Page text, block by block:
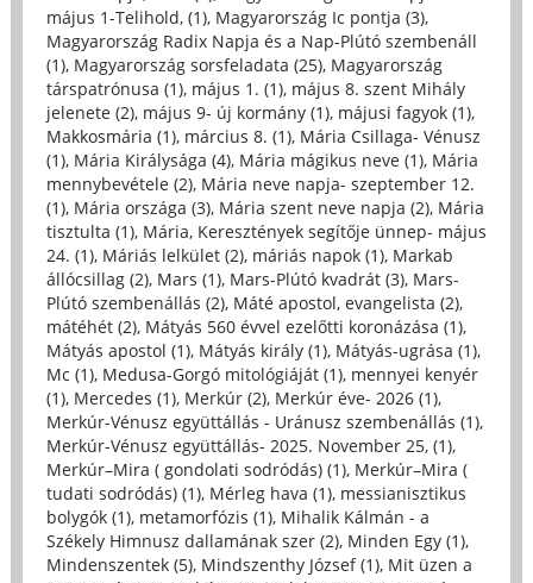
május 1-Telihold, (1), Magyarország Ic pontja (3),
Magyarország Radix Napja és a Nap-Plútó szembenáll
(1), Magyarország sorsfeladata (25), Magyarország
társpatrónusa (1), május 1. (1), május 8. szent Mihály
jelenete (2), május 9- új kormány (1), májusi fagyok (1),
Makkosmária (1), március 8. (1), Mária Csillaga- Vénusz
(1), Mária Királysága (4), Mária mágikus neve (1), Mária
mennybevétele (2), Mária neve napja- szeptember 12.
(1), Mária országa (3), Mária szent neve napja (2), Mária
tisztulta (1), Mária, Keresztények segítője ünnep- május
24. (1), Máriás lelkület (2), máriás napok (1), Markab
állócsillag (2), Mars (1), Mars-Plútó kvadrát (3), Mars-
Plútó szembenállás (2), Máté apostol, evangelista (2),
mátéhét (2), Mátyás 560 évvel ezelőtti koronázása (1),
Mátyás apostol (1), Mátyás király (1), Mátyás-ugrása (1),
Mc (1), Medusa-Gorgó mitológiáját (1), mennyei kenyér
(1), Mercedes (1), Merkúr (2), Merkúr éve- 2026 (1),
Merkúr-Vénusz együttállás - Uránusz szembenállás (1),
Merkúr-Vénusz együttállás- 2025. November 25, (1),
Merkúr–Mira ( gondolati sodródás) (1), Merkúr–Mira (
tudati sodródás) (1), Mérleg hava (1), messianisztikus
bolygók (1), metamorfózis (1), Mihalik Kálmán - a
Székely Himnusz dallamának szer (2), Minden Egy (1),
Mindenszentek (5), Mindszenthy József (1), Mit üzen a